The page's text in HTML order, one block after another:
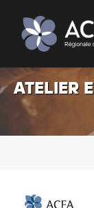
ATELIER